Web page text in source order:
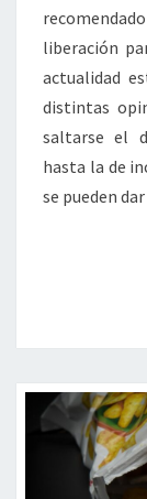
liberación
actualidad
distintas
saltarse el
hasta la de
se pueden